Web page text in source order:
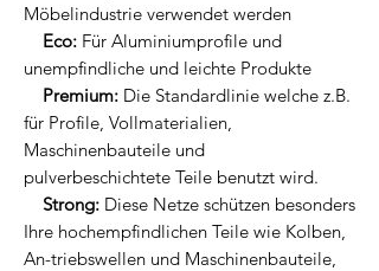
Möbelindustrie verwendet werden
Eco: Für Aluminiumprofile und
unempfindliche und leichte Produkte
Premium: Die Standardlinie welche z.B.
für Profile, Vollmaterialien,
Maschinenbauteile und
pulverbeschichtete Teile benutzt wird.
Strong: Diese Netze schützen besonders
Ihre hochempfindlichen Teile wie Kolben,
An-triebswellen und Maschinenbauteile,